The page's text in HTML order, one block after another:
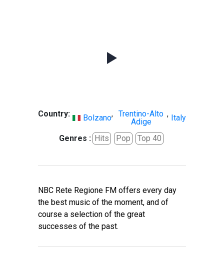
Country: Bolzano,
Trentino-Alto
Adige
, Italy
Genres : Hits Pop Top 40
NBC Rete Regione FM offers every day
the best music of the moment, and of
course a selection of the great
successes of the past.